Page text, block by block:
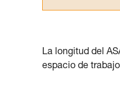
La longitud del
espacio de